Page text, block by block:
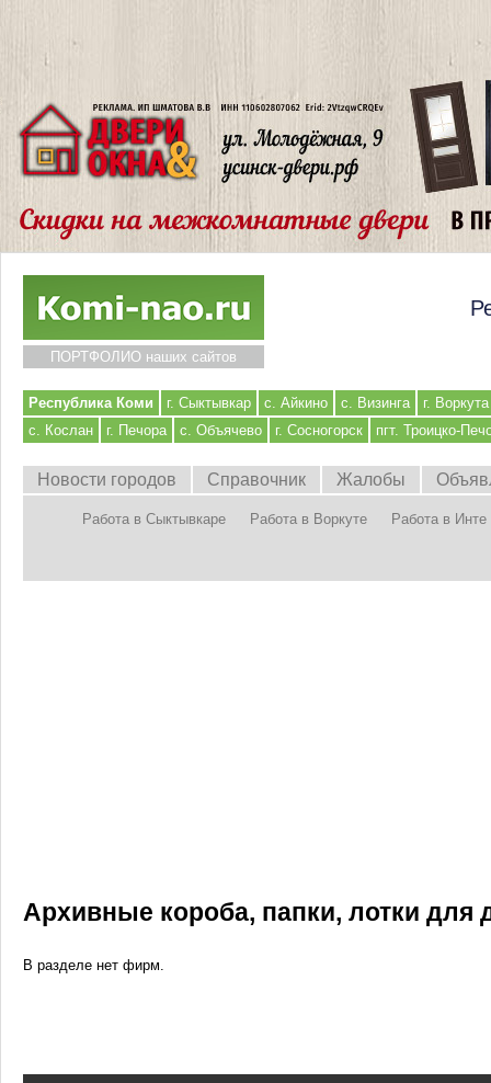
ПОРТФОЛИО наших сайтов
Республика Коми г. Сыктывкар с. Айкино с. Визинга
г. Воркута
с. Кослан
г. Печора с. Объячево г. Сосногорск пгт. Троицко-
Новости городов Справочник Жалобы
Работа в Сыктывкаре Работа в Воркуте Работа в Инте
Архивные короба, папки, лотки для
В разделе нет фирм.